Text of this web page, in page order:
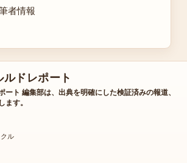
者情報
ドレポート
ート 編集部は、出典を明確にした検証済みの報道、
ます。
ル